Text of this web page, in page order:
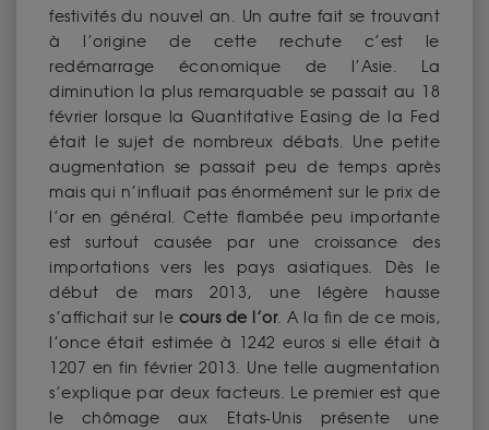
festivités du nouvel an. Un autre fait se trouvant
à l’origine de cette rechute c’est le
redémarrage économique de l’Asie. La
diminution la plus remarquable se passait au 18
février lorsque la Quantitative Easing de la Fed
était le sujet de nombreux débats. Une petite
augmentation se passait peu de temps après
mais qui n’influait pas énormément sur le prix de
l’or en général. Cette flambée peu importante
est surtout causée par une croissance des
importations vers les pays asiatiques. Dès le
début de mars 2013, une légère hausse
s’affichait sur le cours de l’or. A la fin de ce mois,
l’once était estimée à 1242 euros si elle était à
1207 en fin février 2013. Une telle augmentation
s’explique par deux facteurs. Le premier est que
le chômage aux Etats-Unis présente une